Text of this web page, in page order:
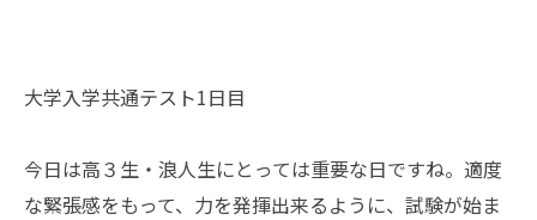
大学入学共通テスト1日目
今日は高３生・浪人生にとっては重要な日ですね。適度
な緊張感をもって、力を発揮出来るように、試験が始ま